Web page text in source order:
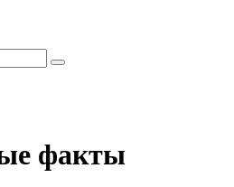
факты